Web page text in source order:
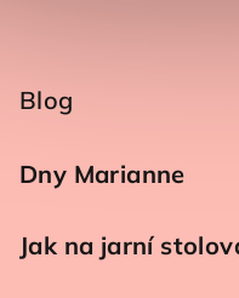
Blog
Dny Marianne
Jak na jarní